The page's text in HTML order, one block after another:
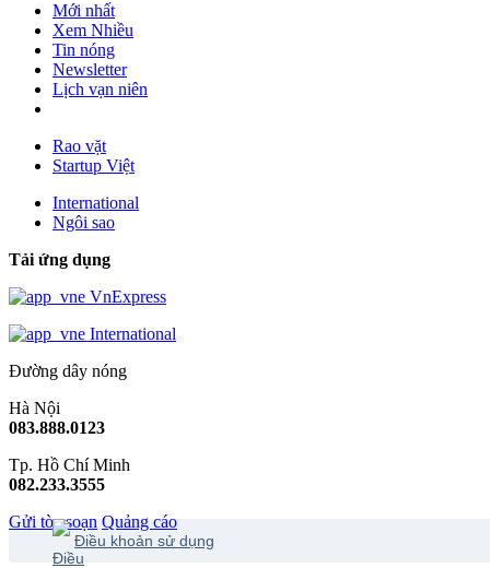
Mới nhất
Xem Nhiều
Tin nóng
Newsletter
Lịch vạn niên
Rao vặt
Startup Việt
International
Ngôi sao
Tải ứng dụng
VnExpress
International
Đường dây nóng
Hà Nội
083.888.0123
Tp. Hồ Chí Minh
082.233.3555
Gửi tòa soạn Quảng cáo
Điều khoản sử dụng